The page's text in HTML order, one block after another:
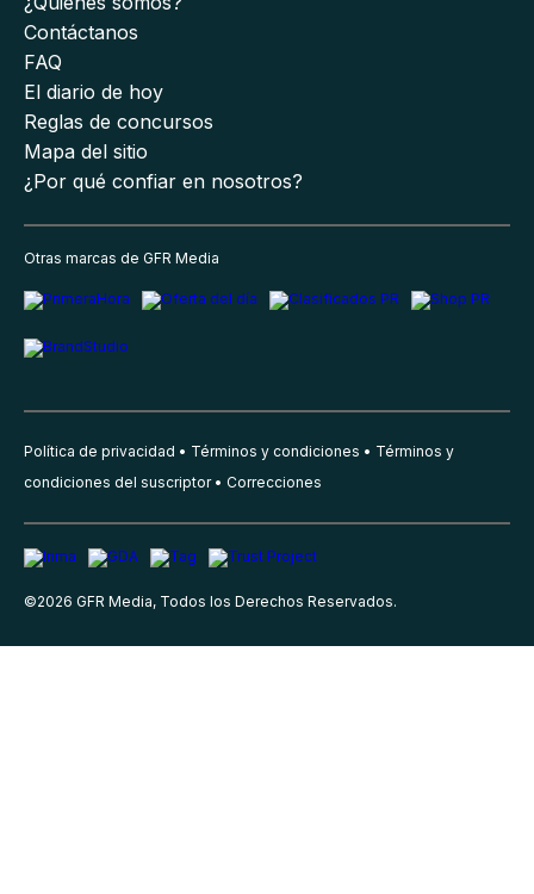
Contáctanos
FAQ
El diario de hoy
Reglas de concursos
Mapa del sitio
¿Por qué confiar en nosotros?
Otras marcas de GFR Media
Política de privacidad Términos y condiciones
Términos y
condiciones del suscriptor
Correcciones
©2026 GFR Media, Todos los Derechos Reservados.